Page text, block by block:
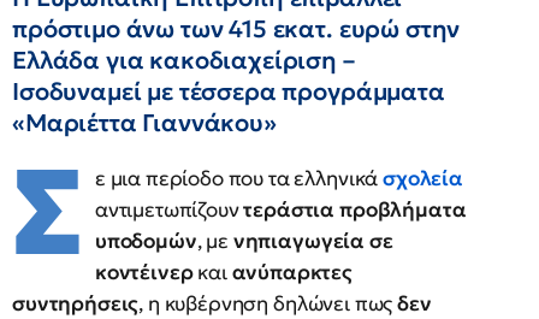
πρόστιμο άνω των 415 εκατ. ευρώ στην
Ελλάδα για κακοδιαχείριση –
Ισοδυναμεί με τέσσερα προγράμματα
«Μαριέττα Γιαννάκου»
Σ ε μια περίοδο που τα ελληνικάσχολεία
αντιμετωπίζουντεράστια προβλήματα
υποδομών, με νηπιαγωγεία σε
κοντέινερκαιανύπαρκτες
συντηρήσεις, η κυβέρνηση δηλώνει πωςδεν